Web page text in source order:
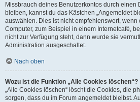
Missbrauch deines Benutzerkontos durch einen
bleiben, kannst du das Kästchen „Angemeldet
auswählen. Dies ist nicht empfehlenswert,
Computer, zum Beispiel in einem Internetcafé,
nicht zur Verfügung steht, dann wurde sie
Administration ausgeschaltet.
Nach oben
Wozu ist die Funktion „Alle Cookies löschen“?
„Alle Cookies löschen“ löscht die Cookies, die
sorgen, dass du im Forum angemeldet bleibst.